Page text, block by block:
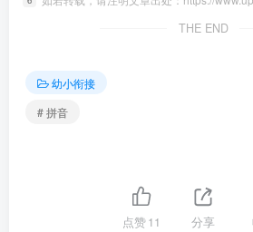
THE END
幼小衔接
# 拼音
点赞11 分享